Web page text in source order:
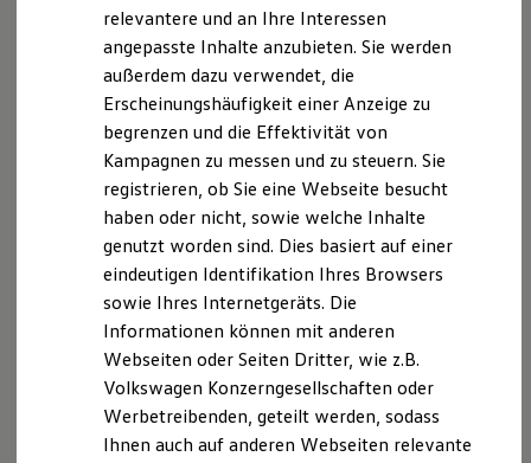
Kurzfahrprofile und Ölverdünnung
XTL-Dieselkraftstoff
Ersatzteile und Betriebsflüssigkeiten
Original Zubehör und Lifestyle Produkte
myVolkswagen
myVolkswagen Business
Elektrisch & Autonom
Elektro - & Hybridfahrzeuge
Unser Ansatz
Klimafreundlicher Strom
Reichweite & Ladelösungen
Reichweitensimulator
Ladezeitensimulator
Ladelösungen für Privatkunden
Ladelösungen für Gewerbekunden
Wallbox und Ladekabel
Förderung & Kosten der Elektrofahrzeuge
Fördermöglichkeiten für Privatkunden
Fördermöglichkeiten für Gewerbekunden
Lizenzhinweise Dritter
Angaben zum Digital Service Act (DSA)
EU Data Act
Produktsicherheitsinformationen
Rückrufe
Händlersuche
Newsletter
VERTRAG WIDERRUFEN
Disclaimer von Volkswagen AG
Im Rahmen der Grenzen des Systems.
Die in dieser Darstellung gezeigten Fahrzeuge und
Ausstattungen können in einzelnen Details vom aktuellen
deutschen Lieferprogramm abweichen. Abgebildet sind
teilweise Sonderausstattungen der Fahrzeuge gegen
Mehrpreis.
Bitte beachten Sie auch unseren Konfigurator für eine
Übersicht der aktuell verfügbaren Modelle und Ausstattungen.
relevantere und an Ihre Interessen
angepasste Inhalte anzubieten. Sie werden
außerdem dazu verwendet, die
Erscheinungshäufigkeit einer Anzeige zu
begrenzen und die Effektivität von
Kampagnen zu messen und zu steuern. Sie
registrieren, ob Sie eine Webseite besucht
haben oder nicht, sowie welche Inhalte
genutzt worden sind. Dies basiert auf einer
eindeutigen Identifikation Ihres Browsers
sowie Ihres Internetgeräts. Die
Informationen können mit anderen
Webseiten oder Seiten Dritter, wie z.B.
Volkswagen Konzerngesellschaften oder
Werbetreibenden, geteilt werden, sodass
Ihnen auch auf anderen Webseiten relevante